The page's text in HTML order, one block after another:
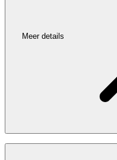
Meer details